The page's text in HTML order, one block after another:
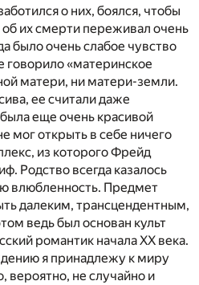
о них, боялся, чтобы
их смерти переживал очень
было очень слабое чувство
говорило «материнское
матери, ни матери-земли.
ее считали даже
еще очень красивой
мог открыть в себе ничего
из которого Фрейд
Родство всегда казалось
влюбленность. Предмет
далеким, трансцендентным,
ведь был основан культ
романтик начала XX века.
я принадлежу к миру
вероятно, не случайно и